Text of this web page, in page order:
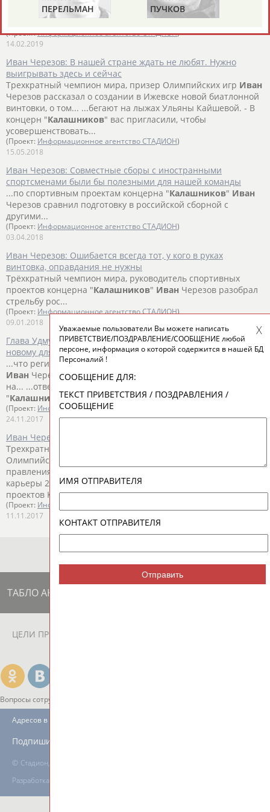
приступить к серийному производству новой биатлонной
(Проект:Информационное агентство СТАДИОН)
14.02.2019
Иван Черезов: В нашей стране ждать не любят. Нужно
выигрывать здесь и сейчас
Трехкратный чемпион мира, призер Олимпийских игр Иван
Черезов рассказал о создании в Ижевске новой биатлонной
винтовки, о том... ...бегают на лыжах Ульяны Кайшевой. - В
концерн "Калашников" вас пригласили, чтобы
усовершенствовать...
(Проект: Информационное агентство СТАДИОН)
15.05.2018
Иван Черезов: Совместные сборы с иностранными
спортсменами были бы полезными для нашей команды
...по спортивным проектам концерна "Калашников" Иван
Черезов сравнил подготовку в российской сборной с
другими...
(Проект: Информационное агентство СТАДИОН)
03.04.2018
Иван Черезов: Ошибается всегда тот, у кого в руках
винтовка, оправдания не нужны
Трёхкратный чемпион мира, руководитель спортивных
проектов концерна "Калашников" Иван Черезов разобрал
стрельбу рос...
(Проект: Информационное агентство СТАДИОН)
09.01.2018
Глава Удмуртской Республики: Подход Ивана Черезова к
новому для себя делу мне очень нравится
...что региональную федерацию биатлона на днях возглавил
Иван Черезов, с которым мы регулярно и полезно общаемся
на... ...ответ на этот вопрос – я не знаю. Концерн
"Калашников" – это очень профессиональные люди, если...
(Проект: Информационное агентство СТАДИОН
24.11.2017
Иван Черезов возглавил Федерацию биатлона Удмуртии
Трехкратный чемпион мира и двукратный призер
Олимпийских игр
правления Федерации биатлона У... ...ания спортивной
карьеры 2016 году был назначен руководителем спортивных
проектов Концерна "Калашников". ...
(Проект: Информационное агентство СТАДИОН
11.11.2017
ТАБЛО АКТИВНОСТИ
ЦЕЛИ ПРОЕКТА
Вопросы сотрудничества и совместной деятельности
© Стадион, 1998-2026
Разработка и поддержка ООО НАИТ «Стадион»
Адресов в новостной рассылке: 996
Подпишись
ПЕРЕЛЬМАН
(ПЕРЛЬМАН)
ПУЧКОВ
Уважаемые пользователи Вы можете написать
ПРИВЕТСТВИЕ/ПОЗДРАВЛЕНИЕ/СООБЩЕНИЕ любой
персоне, информация о которой содержится в нашей БД
Персоналий !
СООБЩЕНИЕ ДЛЯ:
ТЕКСТ ПРИВЕТСТВИЯ / ПОЗДРАВЛЕНИЯ /
СООБЩЕНИЕ
ИМЯ ОТПРАВИТЕЛЯ
КОНТАКТ ОТПРАВИТЕЛЯ
Отправить